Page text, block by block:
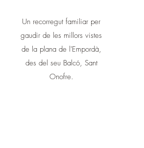
Un recorregut familiar per
gaudir de les millors vistes
de la plana de l'Empordà,
des del seu Balcó, Sant
Onofre.